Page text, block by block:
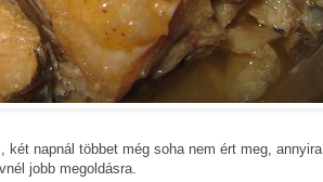
napnál többet még soha nem ért meg, annyira
jobb megoldásra.